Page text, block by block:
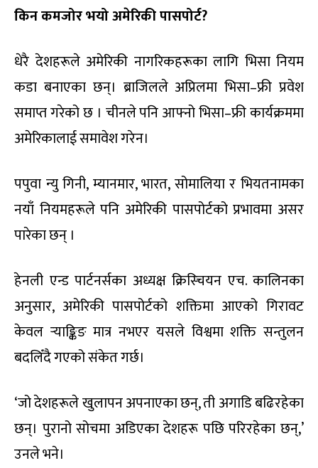
किन कमजोर भयो अमेरिकी पासपोर्ट?
धेरै देशहरूले अमेरिकी नागरिकहरूका लागि भिसा नियम
कडा बनाएका छन्। ब्राजिलले अप्रिलमा भिसा–फ्री प्रवेश
समाप्त गरेको छ । चीनले पनि आफ्नो भिसा–फ्री कार्यक्रममा
अमेरिकालाई समावेश गरेन।
पपुवा न्यु गिनी, म्यानमार, भारत, सोमालिया र भियतनामका
नयाँ नियमहरूले पनि अमेरिकी पासपोर्टको प्रभावमा असर
पारेका छन् ।
हेनली एन्ड पार्टनर्सका अध्यक्ष क्रिस्चियन एच. कालिनका
अनुसार, अमेरिकी पासपोर्टको शक्तिमा आएको गिरावट
केवल र्‍याङ्किङ मात्र नभएर यसले विश्वमा शक्ति सन्तुलन
बदलिँदै गएको संकेत गर्छ।
‘जो देशहरूले खुलापन अपनाएका छन्, ती अगाडि बढिरहेका
छन्। पुरानो सोचमा अडिएका देशहरू पछि परिरहेका छन्,’
उनले भने।